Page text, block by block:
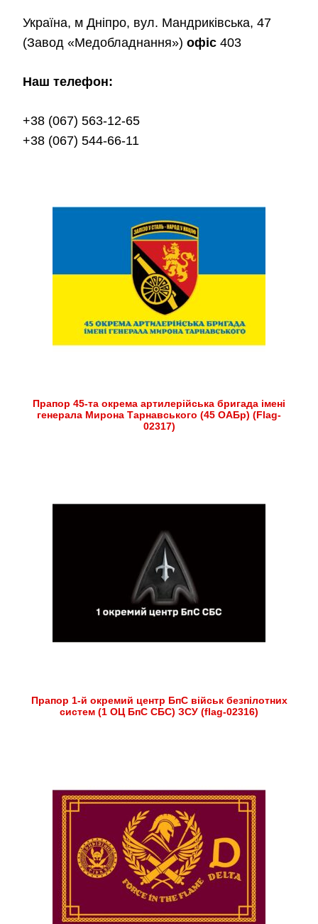
Україна, м Дніпро, вул. Мандриківська, 47
(Завод «Медобладнання») офіс 403
Наш телефон:
+38 (067) 563-12-65
+38 (067) 544-66-11
Прапор 45-та окрема артилерійська бригада імені
генерала Мирона Тарнавського (45 ОАБр) (Flag-
02317)
Прапор 1-й окремий центр БпС військ безпілотних
систем (1 ОЦ БпС СБС) ЗСУ (flag-02316)